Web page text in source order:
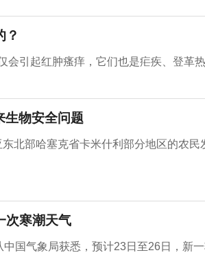
？
会引起红肿瘙痒，它们也是疟疾、登革
生物安全问题
北部哈塞克省卡米什利部分地区的农民
次寒潮天气
国气象局获悉，预计23日至26日，新